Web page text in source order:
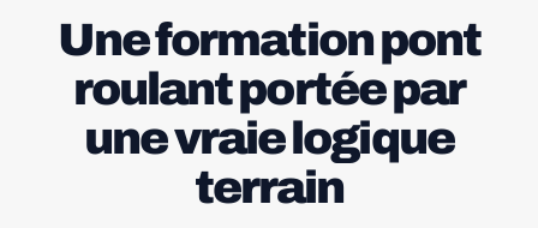
Une formation pont
roulant portée par
une vraie logique
terrain